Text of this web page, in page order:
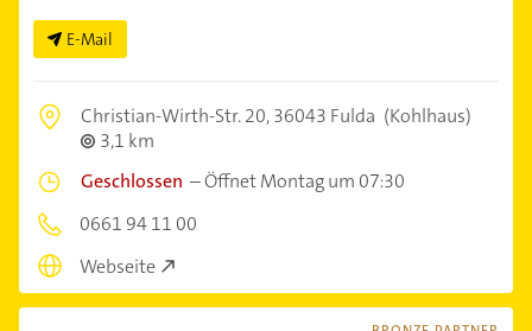
E-Mail
Christian-Wirth-Str. 20,36043 Fulda (Kohlhaus)
3,1 km
Geschlossen –Öffnet Montag um 07:30
0661 94 11 00
Webseite